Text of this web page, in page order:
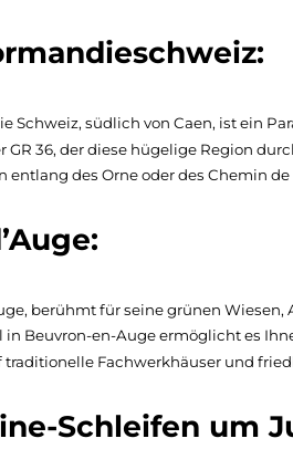
Schweiz, südlich von Caen, ist ein
GR 36, der diese hügelige Region
entlang des Orne oder des Chemin
berühmt für seine grünen
in Beuvron-en-Auge ermöglicht es
traditionelle Fachwerkhäuser und
Schleifen um